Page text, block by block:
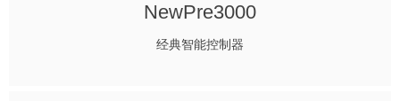
NewPre3000
经典智能控制器